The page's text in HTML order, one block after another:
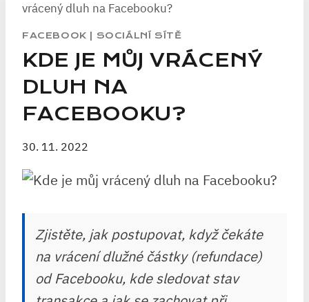
vrácený dluh na Facebooku?
FACEBOOK SOCIÁLNÍ SÍTĚ
KDE JE MŮJ VRÁCENÝ
DLUH NA
FACEBOOKU?
30. 11. 2022
Zjistěte, jak postupovat, když čekáte
na vrácení dlužné částky (refundace)
od Facebooku, kde sledovat stav